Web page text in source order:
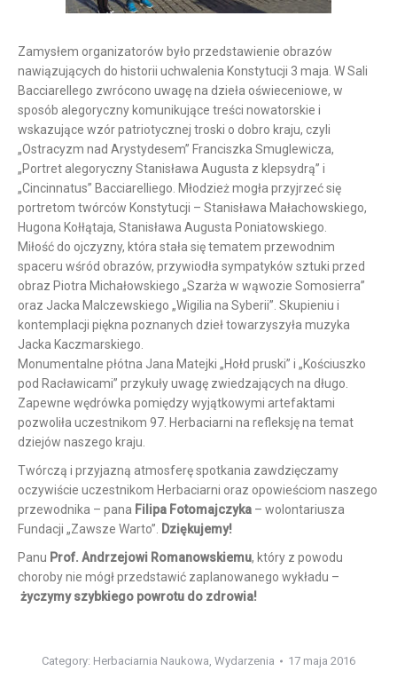
Zamysłem organizatorów było przedstawienie obrazów
nawiązujących do historii uchwalenia Konstytucji 3 maja. W Sali
Bacciarellego zwrócono uwagę na dzieła oświeceniowe, w
sposób alegoryczny komunikujące treści nowatorskie i
wskazujące wzór patriotycznej troski o dobro kraju, czyli
„Ostracyzm nad Arystydesem” Franciszka Smuglewicza,
„Portret alegoryczny Stanisława Augusta z klepsydrą” i
„Cincinnatus” Bacciarelliego. Młodzież mogła przyjrzeć się
portretom twórców Konstytucji – Stanisława Małachowskiego,
Hugona Kołłątaja, Stanisława Augusta Poniatowskiego.
Miłość do ojczyzny, która stała się tematem przewodnim
spaceru wśród obrazów, przywiodła sympatyków sztuki przed
obraz Piotra Michałowskiego „Szarża w wąwozie Somosierra”
oraz Jacka Malczewskiego „Wigilia na Syberii”. Skupieniu i
kontemplacji piękna poznanych dzieł towarzyszyła muzyka
Jacka Kaczmarskiego.
Monumentalne płótna Jana Matejki „Hołd pruski” i „Kościuszko
pod Racławicami” przykuły uwagę zwiedzających na długo.
Zapewne wędrówka pomiędzy wyjątkowymi artefaktami
pozwoliła uczestnikom 97. Herbaciarni na refleksję na temat
dziejów naszego kraju.
Twórczą i przyjazną atmosferę spotkania zawdzięczamy
oczywiście uczestnikom Herbaciarni oraz opowieściom naszego
przewodnika – pana Filipa Fotomajczyka – wolontariusza
Fundacji „Zawsze Warto”.
Dziękujemy!
Panu Prof. Andrzejowi Romanowskiemu, który z powodu
choroby nie mógł przedstawić zaplanowanego wykładu –
życzymy szybkiego powrotu do zdrowia!
Category: Herbaciarnia Naukowa, Wydarzenia 17 maja 2016